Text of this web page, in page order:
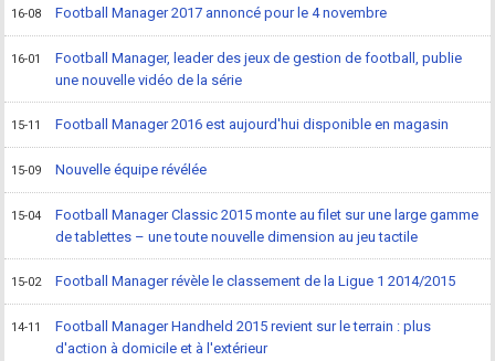
16-08 Football Manager 2017 annoncé pour le 4 novembre
16-01
Football Manager, leader des jeux de gestion de football, publie
une nouvelle vidéo de la série
15-11 Football Manager 2016 est aujourd'hui disponible en magasin
15-09 Nouvelle équipe révélée
15-04
Football Manager Classic 2015 monte au filet sur une large gamme
de tablettes – une toute nouvelle dimension au jeu tactile
15-02 Football Manager révèle le classement de la Ligue 1 2014/2015
14-11
Football Manager Handheld 2015 revient sur le terrain : plus
d'action à domicile et à l'extérieur